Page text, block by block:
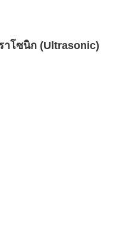
าโซนิก (Ultrasonic)